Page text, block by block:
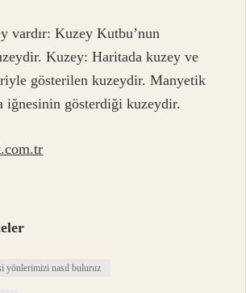
vardır: Kuzey Kutbu’nun
Kuzey: Haritada kuzey ve
gösterilen kuzeydir. Manyetik
iğnesinin gösterdiği kuzeydir.
yönlerimizi nasıl buluruz